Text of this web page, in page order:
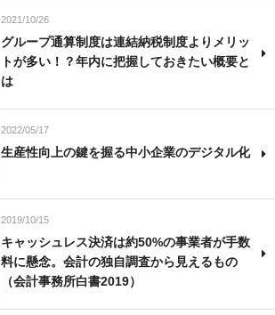
2021/10/26
グループ通算制度は連結納税制度よりメリッ
トが多い！？年内に把握しておきたい概要と
は
2022/05/17
生産性向上の鍵を握る中小企業のデジタル化
2019/10/15
キャッシュレス決済は約50%の事業者が手数
料に懸念。会計の独自調査から見えるもの
（会計事務所白書2019）